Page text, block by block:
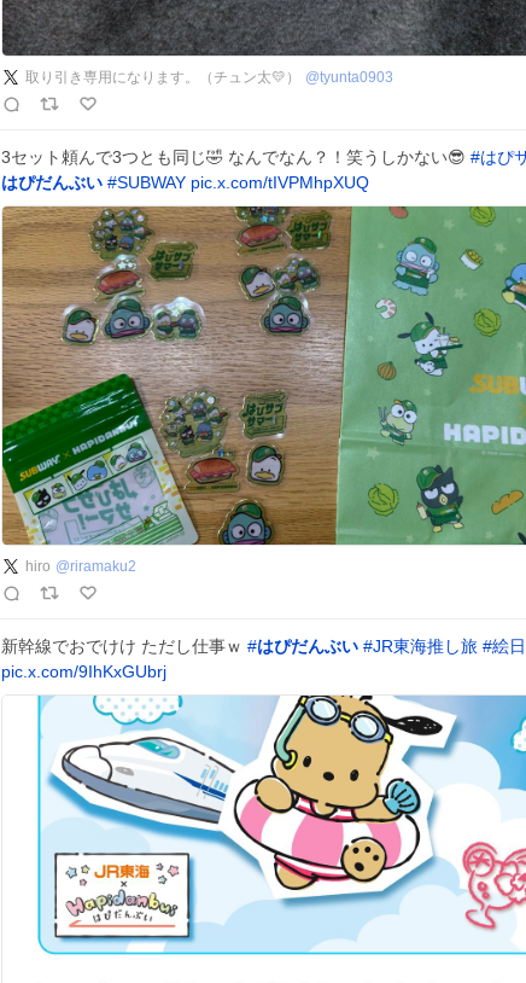
取り引き専用になります。（チュン太💛） @tyunta0903
3セット頼んで3つとも同じ🤣 なんでなん？！笑うしかない😎 #はぴ
はぴだんぶい #SUBWAY pic.x.com/tIVPMhpXUQ
hiro @riramaku2
新幹線でおでけけ ただし仕事ｗ #はぴだんぶい #JR東海推し旅 #絵
pic.x.com/9IhKxGUbrj